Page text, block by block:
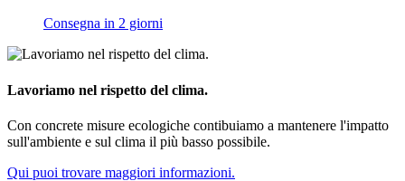
Consegna in 2 giorni
Lavoriamo nel rispetto del clima.
Con concrete misure ecologiche contibuiamo a mantenere l'impatto
sull'ambiente e sul clima il più basso possibile.
Qui puoi trovare maggiori informazioni.